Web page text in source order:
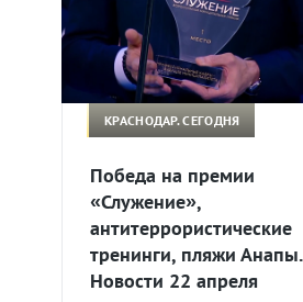
КРАСНОДАР. СЕГОДНЯ
Победа на премии
«Служение»,
антитеррористические
тренинги, пляжи Анапы.
Новости 22 апреля